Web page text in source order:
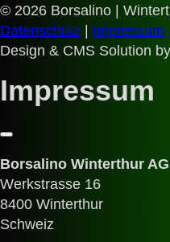
© 2026 Borsalino |
Datenschutz
Impressum
Design & CMS Solution by
Impressum
Borsalino Winterthur AG
Werkstrasse 16
8400 Winterthur
Schweiz